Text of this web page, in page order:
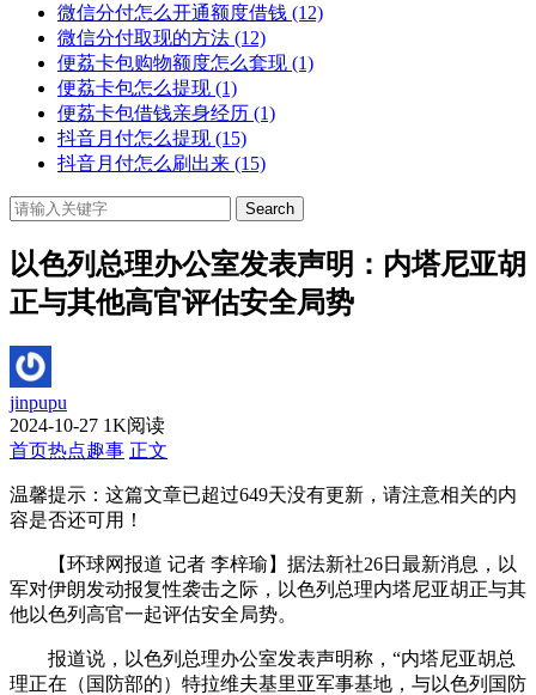
微信分付怎么开通额度借钱 (12)
微信分付取现的方法 (12)
便荔卡包购物额度怎么套现 (1)
便荔卡包怎么提现 (1)
便荔卡包借钱亲身经历 (1)
抖音月付怎么提现 (15)
抖音月付怎么刷出来 (15)
Search
以色列总理办公室发表声明：内塔尼亚胡
正与其他高官评估安全局势
jinpupu
2024-10-27 1K阅读
首页热点趣事 正文
温馨提示：这篇文章已超过649天没有更新，请注意相关的内
容是否还可用！
【环球网报道 记者 李梓瑜】据法新社26日最新消息，以
军对伊朗发动报复性袭击之际，以色列总理内塔尼亚胡正与其
他以色列高官一起评估安全局势。
报道说，以色列总理办公室发表声明称，“内塔尼亚胡总
理正在（国防部的）特拉维夫基里亚军事基地，与以色列国防